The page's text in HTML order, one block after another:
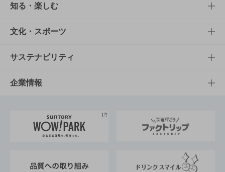
商品TOP
商品一覧
商品発売情報
栄養成分一覧
知る・楽しむ
知る・楽しむTOP
キャンペーン
工場見学
地域情報
文化・スポーツ
文化・スポーツTOP
サントリーホール
サントリーサンバーズ大阪
サステナビリティ
サステナビリティTOP
サントリーが考えるサステナビリティ経営
企業情報
企業概要